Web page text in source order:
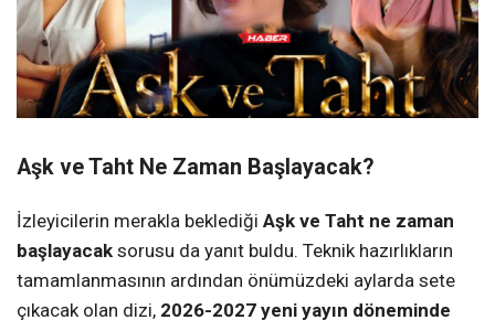
Aşk ve Taht Ne Zaman Başlayacak?
İzleyicilerin merakla beklediği Aşk ve Taht ne zaman
başlayacak sorusu da yanıt buldu. Teknik hazırlıkların
tamamlanmasının ardından önümüzdeki aylarda sete
çıkacak olan dizi, 2026-2027 yeni yayın döneminde